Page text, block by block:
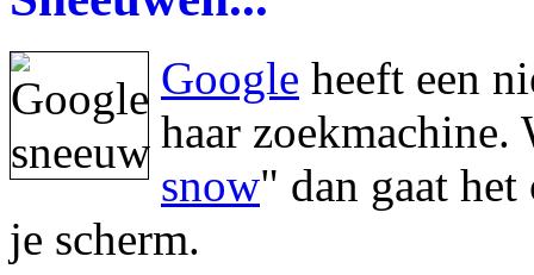
Google heeft een
haar zoekmachine.
snow" dan gaat
je scherm.